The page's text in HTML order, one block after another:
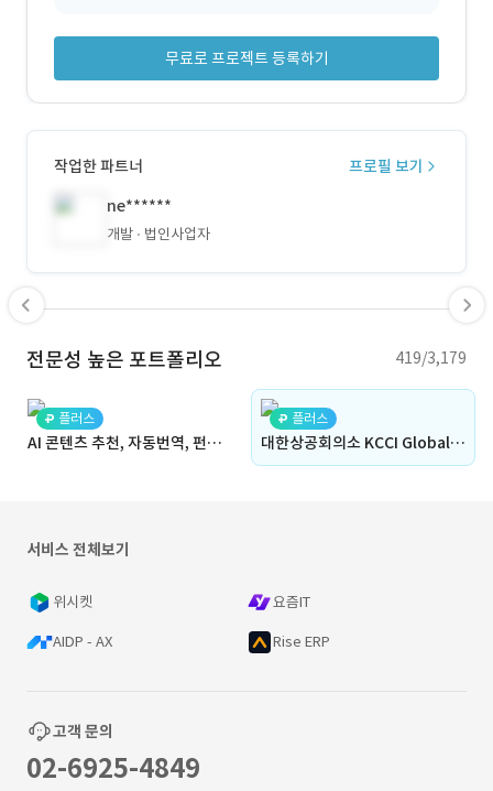
무료로 프로젝트 등록하기
작업한 파트너
프로필 보기
ne******
개발 법인사업자
전문성 높은 포트폴리오 419/3,179
플러스
AI 콘텐츠 추천, 자동번역, 펀딩 플랫폼 개발 (버블과 유사) 특징(크로스 앱, 관리자 웹, 매칭, 데이팅, 채팅, 중개, 커뮤니티, 상품 거래,자사몰,상호작용)
플러스
대한상공회의소 KCCI GlobalSquare 플랫폼 개발
서비스 전체보기
위시켓 요즘IT
AIDP - AX Rise ERP
고객 문의
02-6925-4849